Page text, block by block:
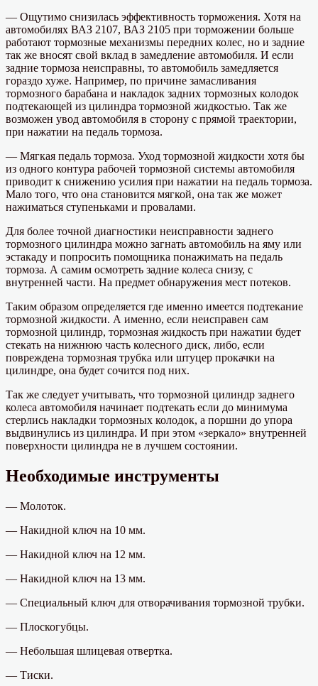
— Ощутимо снизилась эффективность торможения. Хотя на
автомобилях ВАЗ 2107, ВАЗ 2105 при торможении больше
работают тормозные механизмы передних колес, но и задние
так же вносят свой вклад в замедление автомобиля. И если
задние тормоза неисправны, то автомобиль замедляется
гораздо хуже. Например, по причине замасливания
тормозного барабана и накладок задних тормозных колодок
подтекающей из цилиндра тормозной жидкостью. Так же
возможен увод автомобиля в сторону с прямой траектории,
при нажатии на педаль тормоза.
— Мягкая педаль тормоза. Уход тормозной жидкости хотя бы
из одного контура рабочей тормозной системы автомобиля
приводит к снижению усилия при нажатии на педаль тормоза.
Мало того, что она становится мягкой, она так же может
нажиматься ступеньками и провалами.
Для более точной диагностики неисправности заднего
тормозного цилиндра можно загнать автомобиль на яму или
эстакаду и попросить помощника понажимать на педаль
тормоза. А самим осмотреть задние колеса снизу, с
внутренней части. На предмет обнаружения мест потеков.
Таким образом определяется где именно имеется подтекание
тормозной жидкости. А именно, если неисправен сам
тормозной цилиндр, тормозная жидкость при нажатии будет
стекать на нижнюю часть колесного диск, либо, если
повреждена тормозная трубка или штуцер прокачки на
цилиндре, она будет сочится под них.
Так же следует учитывать, что тормозной цилиндр заднего
колеса автомобиля начинает подтекать если до минимума
стерлись накладки тормозных колодок, а поршни до упора
выдвинулись из цилиндра. И при этом «зеркало» внутренней
поверхности цилиндра не в лучшем состоянии.
Необходимые инструменты
— Молоток.
— Накидной ключ на 10 мм.
— Накидной ключ на 12 мм.
— Накидной ключ на 13 мм.
— Специальный ключ для отворачивания тормозной трубки.
— Плоскогубцы.
— Небольшая шлицевая отвертка.
— Тиски.